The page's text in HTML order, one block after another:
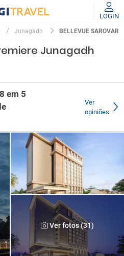
LOGIN
Junagadh BELLEVUE SAROVAR
Junagadh
Ver
opiniões
Ver fotos (31)